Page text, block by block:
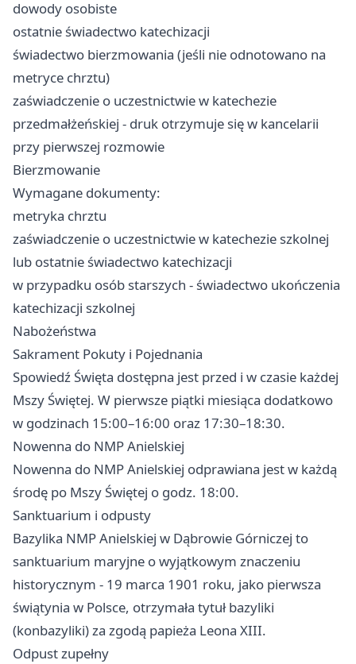
dowody osobiste
ostatnie świadectwo katechizacji
świadectwo bierzmowania (jeśli nie odnotowano na
metryce chrztu)
zaświadczenie o uczestnictwie w katechezie
przedmałżeńskiej - druk otrzymuje się w kancelarii
przy pierwszej rozmowie
Bierzmowanie
Wymagane dokumenty:
metryka chrztu
zaświadczenie o uczestnictwie w katechezie szkolnej
lub ostatnie świadectwo katechizacji
w przypadku osób starszych - świadectwo ukończenia
katechizacji szkolnej
Nabożeństwa
Sakrament Pokuty i Pojednania
Spowiedź Święta dostępna jest przed i w czasie każdej
Mszy Świętej. W pierwsze piątki miesiąca dodatkowo
w godzinach 15:00–16:00 oraz 17:30–18:30.
Nowenna do NMP Anielskiej
Nowenna do NMP Anielskiej odprawiana jest w każdą
środę po Mszy Świętej o godz. 18:00.
Sanktuarium i odpusty
Bazylika NMP Anielskiej w Dąbrowie Górniczej to
sanktuarium maryjne o wyjątkowym znaczeniu
historycznym - 19 marca 1901 roku, jako pierwsza
świątynia w Polsce, otrzymała tytuł bazyliki
(konbazyliki) za zgodą papieża Leona XIII.
Odpust zupełny